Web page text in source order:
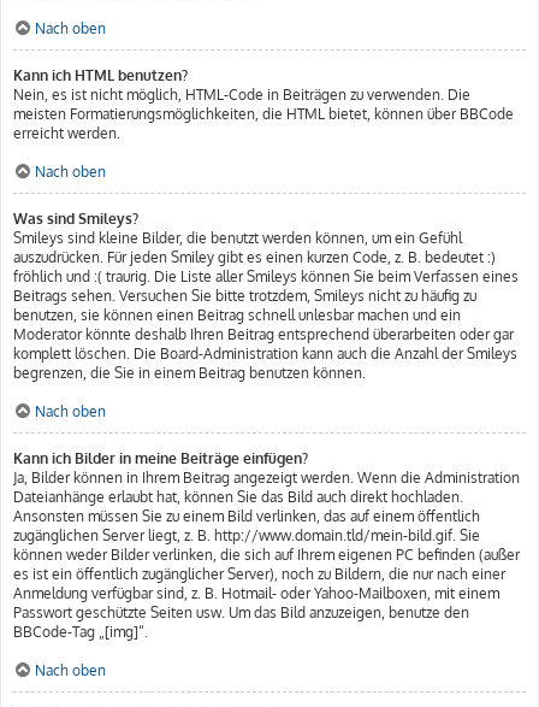
Nach oben
Kann ich HTML benutzen?
Nein, es ist nicht möglich, HTML-Code in Beiträgen zu verwenden. Die
meisten Formatierungsmöglichkeiten, die HTML bietet, können über BBCode
erreicht werden.
Nach oben
Was sind Smileys?
Smileys sind kleine Bilder, die benutzt werden können, um ein Gefühl
auszudrücken. Für jeden Smiley gibt es einen kurzen Code, z. B. bedeutet :)
fröhlich und :( traurig. Die Liste aller Smileys können Sie beim Verfassen eines
Beitrags sehen. Versuchen Sie bitte trotzdem, Smileys nicht zu häufig zu
benutzen, sie können einen Beitrag schnell unlesbar machen und ein
Moderator könnte deshalb Ihren Beitrag entsprechend überarbeiten oder gar
komplett löschen. Die Board-Administration kann auch die Anzahl der Smileys
begrenzen, die Sie in einem Beitrag benutzen können.
Nach oben
Kann ich Bilder in meine Beiträge einfügen?
Ja, Bilder können in Ihrem Beitrag angezeigt werden. Wenn die Administration
Dateianhänge erlaubt hat, können Sie das Bild auch direkt hochladen.
Ansonsten müssen Sie zu einem Bild verlinken, das auf einem öffentlich
zugänglichen Server liegt, z. B. http://www.domain.tld/mein-bild.gif. Sie
können weder Bilder verlinken, die sich auf Ihrem eigenen PC befinden (außer
es ist ein öffentlich zugänglicher Server), noch zu Bildern, die nur nach einer
Anmeldung verfügbar sind, z. B. Hotmail- oder Yahoo-Mailboxen, mit einem
Passwort geschützte Seiten usw. Um das Bild anzuzeigen, benutze den
BBCode-Tag „[img]“.
Nach oben